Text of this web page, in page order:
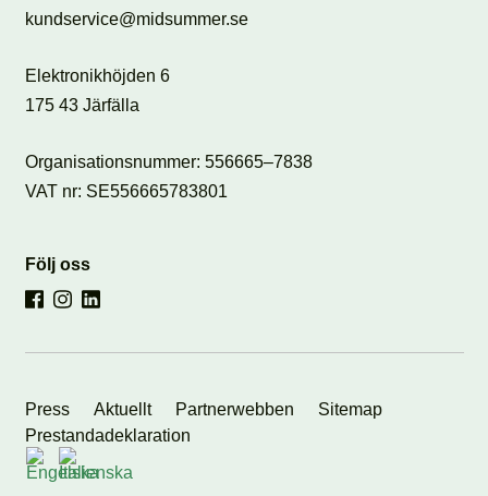
kundservice@midsummer.se
Elektronikhöjden 6
175 43 Järfälla
Organisationsnummer: 556665–7838
VAT nr: SE556665783801
Följ oss
Press Aktuellt Partnerwebben
Sitemap
Prestandadeklaration